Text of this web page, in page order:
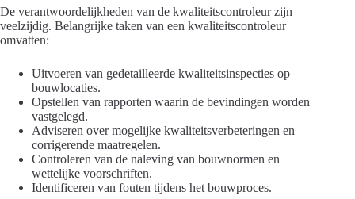
De verantwoordelijkheden van de kwaliteitscontroleur zijn
veelzijdig. Belangrijke taken van een kwaliteitscontroleur
omvatten:
Uitvoeren van gedetailleerde kwaliteitsinspecties op
bouwlocaties.
Opstellen van rapporten waarin de bevindingen worden
vastgelegd.
Adviseren over mogelijke kwaliteitsverbeteringen en
corrigerende maatregelen.
Controleren van de naleving van bouwnormen en
wettelijke voorschriften.
Identificeren van fouten tijdens het bouwproces.